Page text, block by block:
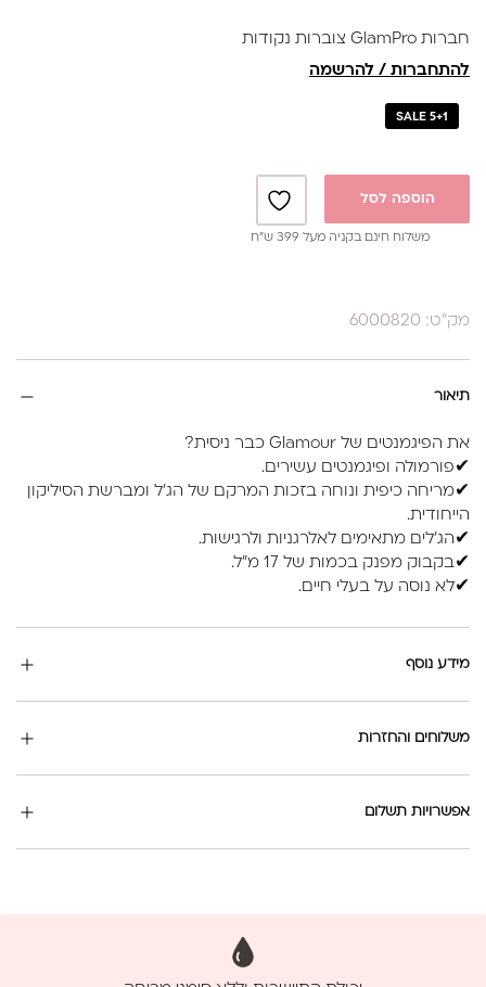
חברות GlamPro צוברות נקודות
להתחברות / להרשמה
SALE 5+1
הוספה לסל
משלוח חינם בקניה מעל 399 ש”ח
מק"ט: 6000820
תיאור
את הפיגמנטים של Glamour כבר ניסית?
✔פורמולה ופיגמנטים עשירים.
✔מריחה כיפית ונוחה בזכות המרקם של הג'ל ומברשת הסיליקון
הייחודית.
✔הג'לים מתאימים לאלרגניות ולרגישות.
✔בקבוק מפנק בכמות של 17 מ"ל.
✔לא נוסה על בעלי חיים.
מידע נוסף
משלוחים והחזרות
אפשרויות תשלום